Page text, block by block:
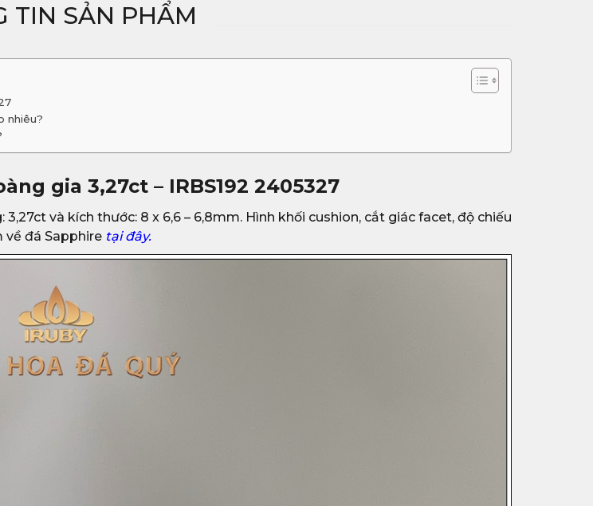
TIN SẢN PHẨM
nhiêu?
gia 3,27ct – IRBS192 2405327
3,27ct và kích thước: 8 x 6,6 – 6,8mm. Hình khối cushion, cắt giác facet, độ chiếu
về đá Sapphire tại đây.